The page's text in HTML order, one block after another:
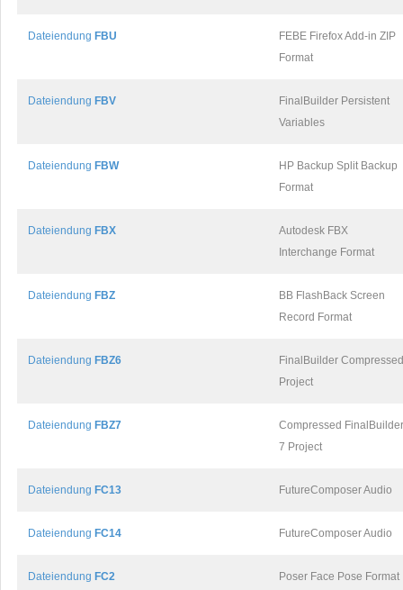
Dateiendung FBU
FEBE Firefox Add-in ZIP
Format
Dateiendung FBV
FinalBuilder Persistent
Variables
Dateiendung FBW
HP Backup Split Backup
Format
Dateiendung FBX
Autodesk FBX
Interchange Format
Dateiendung FBZ
BB FlashBack Screen
Record Format
Dateiendung FBZ6
FinalBuilder Compressed
Project
Dateiendung FBZ7
Compressed FinalBuilder
7 Project
Dateiendung FC13 FutureComposer Audio
Dateiendung FC14 FutureComposer Audio
Dateiendung FC2 Poser Face Pose Format